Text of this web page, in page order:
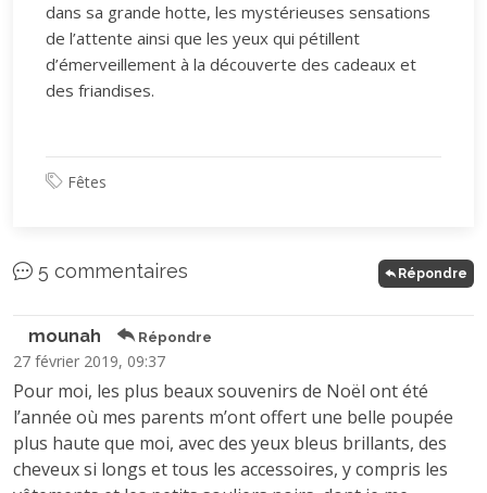
dans sa grande hotte, les mystérieuses sensations
de l’attente ainsi que les yeux qui pétillent
d’émerveillement à la découverte des cadeaux et
des friandises.
Fêtes
5 commentaires Répondre
mounah Répondre
27 février 2019, 09:37
Pour moi, les plus beaux souvenirs de Noël ont été
l’année où mes parents m’ont offert une belle poupée
plus haute que moi, avec des yeux bleus brillants, des
cheveux si longs et tous les accessoires, y compris les